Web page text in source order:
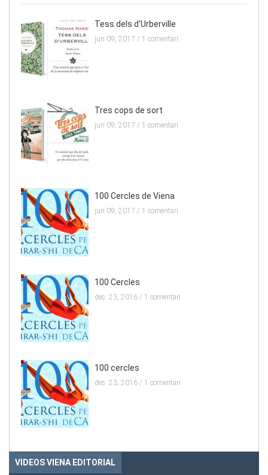
Tess dels d'Urberville
jun 09, 2017 / 1 comentari
Tres cops de sort
jun 09, 2017 / 1 comentari
100 Cercles de Viena
jun 09, 2017 / 1 comentari
100 Cercles
des. 23, 2016 / 1 comentari
100 cercles
des. 23, 2016 / 1 comentari
VIDEOS VIENA EDITORIAL